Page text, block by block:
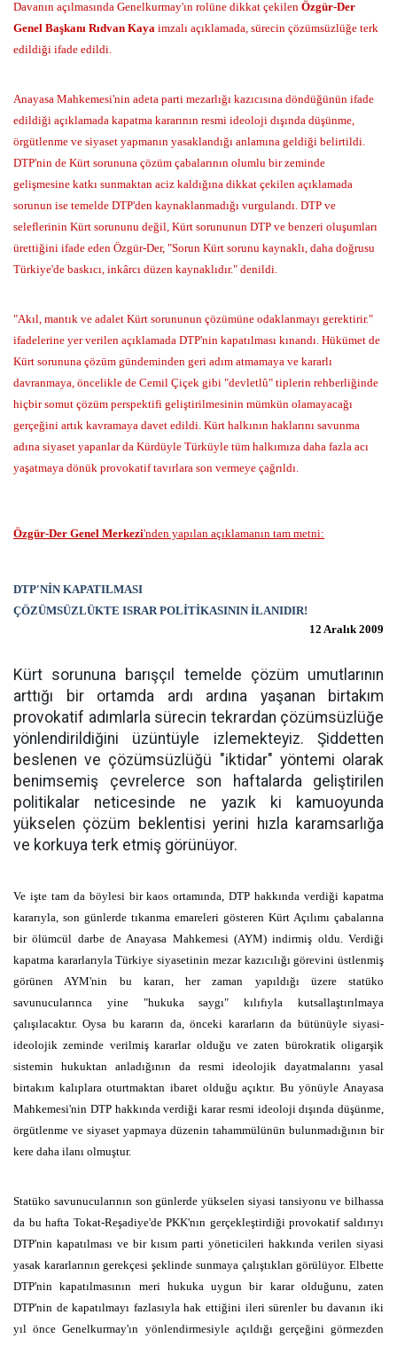
Davanın açılmasında Genelkurmay'ın rolüne dikkat çekilen Özgür-Der
Genel Başkanı Rıdvan Kaya imzalı açıklamada, sürecin çözümsüzlüğe terk
edildiği ifade edildi.
Anayasa Mahkemesi'nin adeta parti mezarlığı kazıcısına döndüğünün ifade
edildiği açıklamada kapatma kararının resmi ideoloji dışında düşünme,
örgütlenme ve siyaset yapmanın yasaklandığı anlamına geldiği belirtildi.
DTP'nin de Kürt sorununa çözüm çabalarının olumlu bir zeminde
gelişmesine katkı sunmaktan aciz kaldığına dikkat çekilen açıklamada
sorunun ise temelde DTP'den kaynaklanmadığı vurgulandı. DTP ve
seleflerinin Kürt sorununu değil, Kürt sorununun DTP ve benzeri oluşumları
ürettiğini ifade eden Özgür-Der, "Sorun Kürt sorunu kaynaklı, daha doğrusu
Türkiye'de baskıcı, inkârcı düzen kaynaklıdır." denildi.
"Akıl, mantık ve adalet Kürt sorununun çözümüne odaklanmayı gerektirir."
ifadelerine yer verilen açıklamada DTP'nin kapatılması kınandı. Hükümet de
Kürt sorununa çözüm gündeminden geri adım atmamaya ve kararlı
davranmaya, öncelikle de Cemil Çiçek gibi "devletlû" tiplerin rehberliğinde
hiçbir somut çözüm perspektifi geliştirilmesinin mümkün olamayacağı
gerçeğini artık kavramaya davet edildi. Kürt halkının haklarını savunma
adına siyaset yapanlar da Kürdüyle Türküyle tüm halkımıza daha fazla acı
yaşatmaya dönük provokatif tavırlara son vermeye çağrıldı.
Özgür-Der Genel Merkezi'nden yapılan açıklamanın tam metni:
DTP'NİN KAPATILMASI
ÇÖZÜMSÜZLÜKTE ISRAR POLİTİKASININ İLANIDIR!
12 Aralık 2009
Kürt sorununa barışçıl temelde çözüm umutlarının
arttığı bir ortamda ardı ardına yaşanan birtakım
provokatif adımlarla sürecin tekrardan çözümsüzlüğe
yönlendirildiğini üzüntüyle izlemekteyiz. Şiddetten
beslenen ve çözümsüzlüğü "iktidar" yöntemi olarak
benimsemiş çevrelerce son haftalarda geliştirilen
politikalar neticesinde ne yazık ki kamuoyunda
yükselen çözüm beklentisi yerini hızla karamsarlığa
ve korkuya terk etmiş görünüyor.
Ve işte tam da böylesi bir kaos ortamında, DTP hakkında verdiği kapatma
kararıyla, son günlerde tıkanma emareleri gösteren Kürt Açılımı çabalarına
bir ölümcül darbe de Anayasa Mahkemesi (AYM) indirmiş oldu. Verdiği
kapatma kararlarıyla Türkiye siyasetinin mezar kazıcılığı görevini üstlenmiş
görünen AYM'nin bu kararı, her zaman yapıldığı üzere statüko
savunucularınca yine "hukuka saygı" kılıfıyla kutsallaştırılmaya
çalışılacaktır. Oysa bu kararın da, önceki kararların da bütünüyle siyasi-
ideolojik zeminde verilmiş kararlar olduğu ve zaten bürokratik oligarşik
sistemin hukuktan anladığının da resmi ideolojik dayatmalarını yasal
birtakım kalıplara oturtmaktan ibaret olduğu açıktır. Bu yönüyle Anayasa
Mahkemesi'nin DTP hakkında verdiği karar resmi ideoloji dışında düşünme,
örgütlenme ve siyaset yapmaya düzenin tahammülünün bulunmadığının bir
kere daha ilanı olmuştur.
Statüko savunucularının son günlerde yükselen siyasi tansiyonu ve bilhassa
da bu hafta Tokat-Reşadiye'de PKK'nın gerçekleştirdiği provokatif saldırıyı
DTP'nin kapatılması ve bir kısım parti yöneticileri hakkında verilen siyasi
yasak kararlarının gerekçesi şeklinde sunmaya çalıştıkları görülüyor. Elbette
DTP'nin kapatılmasının meri hukuka uygun bir karar olduğunu, zaten
DTP'nin de kapatılmayı fazlasıyla hak ettiğini ileri sürenler bu davanın iki
yıl önce Genelkurmay'ın yönlendirmesiyle açıldığı gerçeğini görmezden